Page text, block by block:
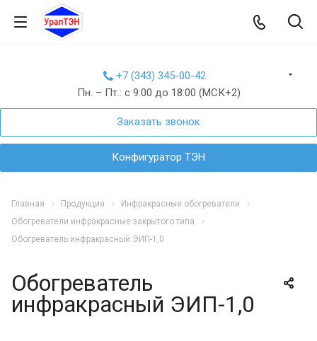
+7 (343) 345-00-42
Пн. – Пт.: с 9:00 до 18:00 (МСК+2)
Заказать звонок
Конфигуратор ТЭН
Главная Продукция
Инфракрасные обогреватели
Обогреватели инфракрасные закрытого типа
Обогреватель инфракрасный ЭИП-1,0
Обогреватель
инфракрасный ЭИП-1,0